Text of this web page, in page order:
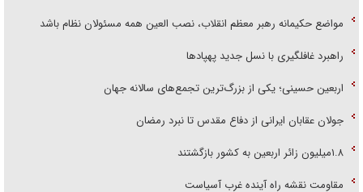
مواضع حکیمانه رهبر معظم انقلاب، نصب العین همه مسئولان نظام باشد
راهبرد غافلگیری با نسل جدید پهپاد‌ها
اربعین حسینی؛ یکی از بزرگ‌ترین تجمع‌های سالانه جهان
جولان عقابان ایرانی از دفاع مقدس تا نبرد رمضان
۱.۸میلیون زائر اربعین به کشور بازگشتند
مقاومت نقشه راه آینده غرب آسیاست